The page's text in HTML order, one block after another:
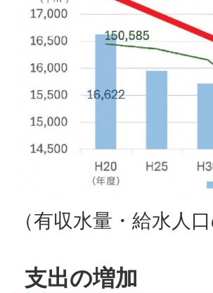
（有収水量・給水人
支出の増加